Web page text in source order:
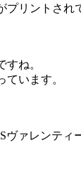
リントされ
ね。
います。
ァレンティ